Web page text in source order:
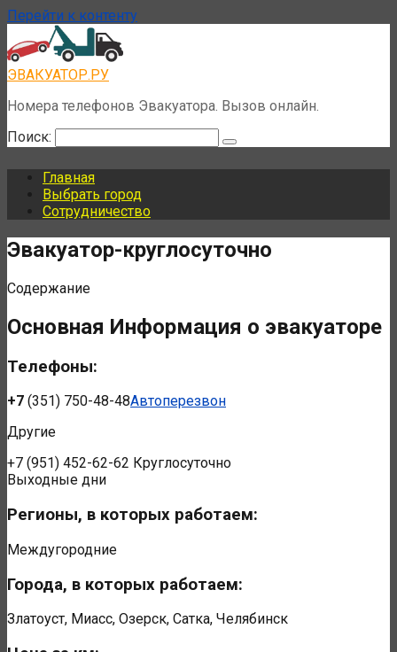
Перейти к контенту
ЭВАКУАТОР.РУ
Номера телефонов Эвакуатора. Вызов онлайн.
Поиск:
Главная
Выбрать город
Сотрудничество
Эвакуатор-круглосуточно
Содержание
Основная Информация о эвакуаторе
Телефоны:
+7 (351) 750-48-48Автоперезвон
Другие
+7 (951) 452-62-62 Круглосуточно
Выходные дни
Регионы, в которых работаем:
Междугородние
Города, в которых работаем:
Златоуст, Миасс, Озерск, Сатка, Челябинск